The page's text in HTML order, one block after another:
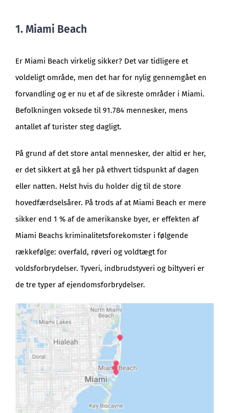
1. Miami Beach
Er Miami Beach virkelig sikker? Det var tidligere et
voldeligt område, men det har for nylig gennemgået en
forvandling og er nu et af de sikreste områder i Miami.
Befolkningen voksede til 91.784 mennesker, mens
antallet af turister steg dagligt.
På grund af det store antal mennesker, der altid er her,
er det sikkert at gå her på ethvert tidspunkt af dagen
eller natten. Helst hvis du holder dig til de store
hovedfærdselsårer. På trods af at Miami Beach er mere
sikker end 1 % af de amerikanske byer, er effekten af
Miami Beachs kriminalitetsforekomster i følgende
rækkefølge: overfald, røveri og voldtægt for
voldsforbrydelser. Tyveri, indbrudstyveri og biltyveri er
de tre typer af ejendomsforbrydelser.